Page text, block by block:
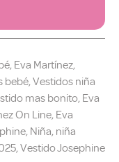
, Eva Martínez,
bebé,Vestidos niña
mas bonito, Eva
On Line, Eva
, Niña, niña
,Vestido Josephine